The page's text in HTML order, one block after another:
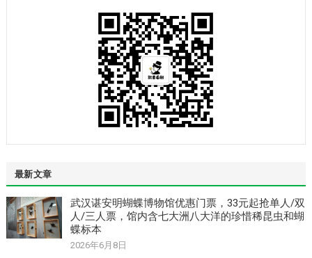
最新文章
武汉谌安明蝴蝶博物馆优惠门票，33元起抢单人/双
人/三人票，馆内含七大洲八大洋的珍惜稀昆虫和蝴
蝶标本
2026年6月8日